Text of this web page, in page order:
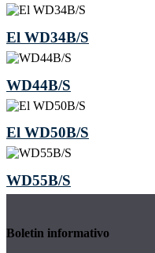
El WD34B/S
WD44B/S
El WD50B/S
WD55B/S
Boletin informativo